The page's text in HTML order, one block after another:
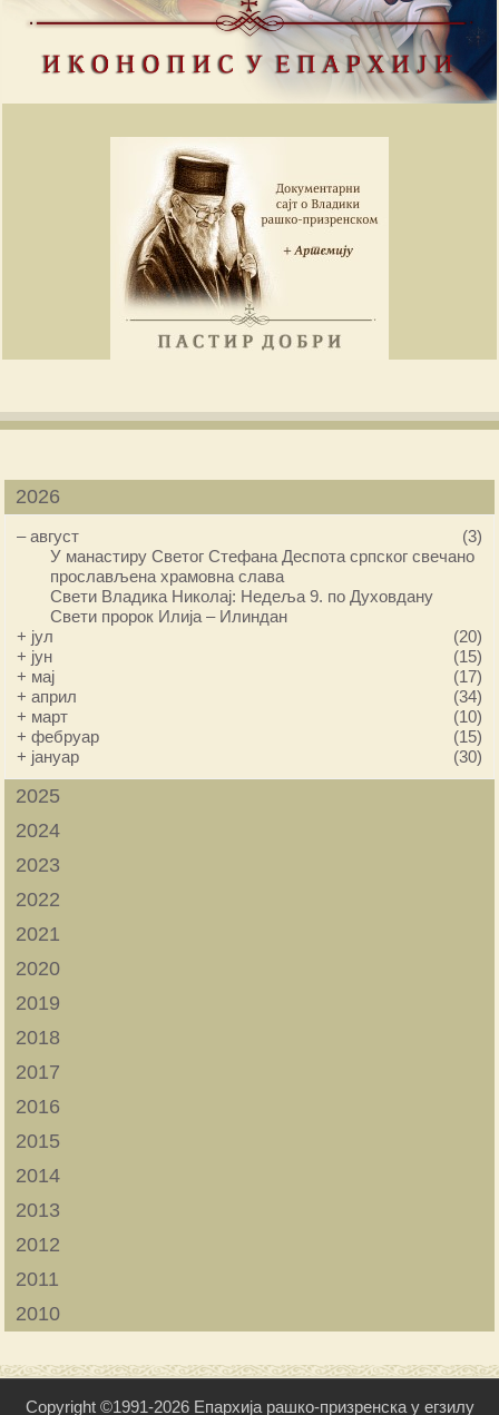
2026
–август
(3)
У манастиру Светог Стефана Деспота српског свечано
прослављена храмовна слава
Свети Владика Николај: Недеља 9. по Духовдану
Свети пророк Илија – Илиндан
+ јул
(20)
+ јун
(15)
+ мај
(17)
+април
(34)
+ март
(10)
+фебруар
(15)
+ јануар (30)
2025
2024
2023
2022
2021
2020
2019
2018
2017
2016
2015
2014
2013
2012
2011
2010
Copyright ©1991-2026 Епархија рашко-призренска у егзилу